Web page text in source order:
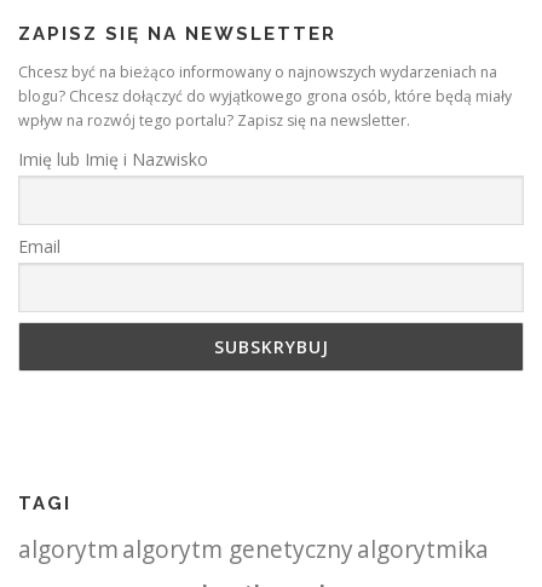
ZAPISZ SIĘ NA NEWSLETTER
Chcesz być na bieżąco informowany o najnowszych wydarzeniach na
blogu? Chcesz dołączyć do wyjątkowego grona osób, które będą miały
wpływ na rozwój tego portalu? Zapisz się na newsletter.
Imię lub Imię i Nazwisko
Email
TAGI
algorytmalgorytm genetycznyalgorytmika